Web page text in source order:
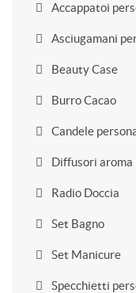
Accappatoi
Asciugamani
Beauty Case
Burro Cacao
Candele
Diffusori aroma
Radio Doccia
Set Bagno
Set Manicure
Specchietti